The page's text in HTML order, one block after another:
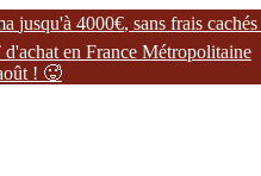
a jusqu'à 4000€, sans frais cachés
d'achat en France Métropolitaine
oût ! 